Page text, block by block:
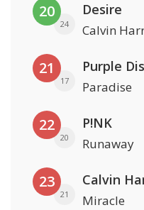
20
24
Desire
Calvin
21
17 Paradise
22
20
P!NK
Runaway
23
21
Calvin
Miracle